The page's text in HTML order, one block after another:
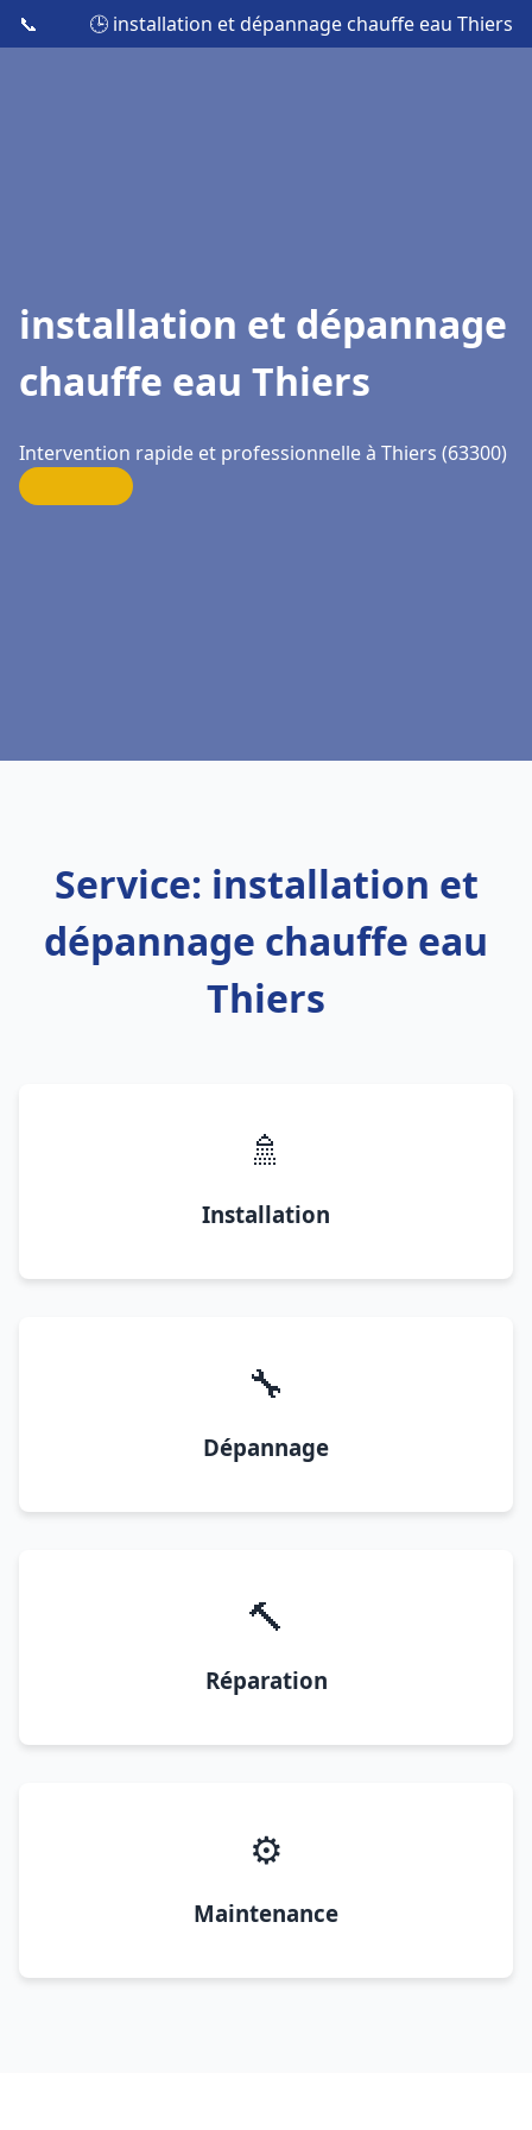
📞 🕒 installation et dépannage chauffe eau Thiers
installation et dépannage
chauffe eau Thiers
Intervention rapide et professionnelle à Thiers (63300)
Service: installation et
dépannage chauffe eau
Thiers
🚿
Installation
🔧
Dépannage
🔨
Réparation
⚙️
Maintenance